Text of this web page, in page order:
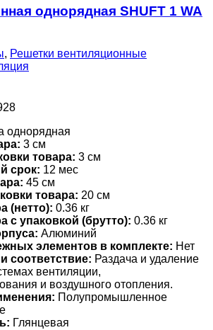
однорядная SHUFT 1 WA
, Решетки вентиляционные
однорядная
3 см
товара: 3 см
срок: 12 мес
45 см
товара: 20 см
(нетто): 0.36 кг
с упаковкой (брутто): 0.36 кг
Алюминий
элементов в комплекте: Нет
соответствие: Раздача и удаление
вентиляции,
и воздушного отопления.
Полупромышленное
Глянцевая